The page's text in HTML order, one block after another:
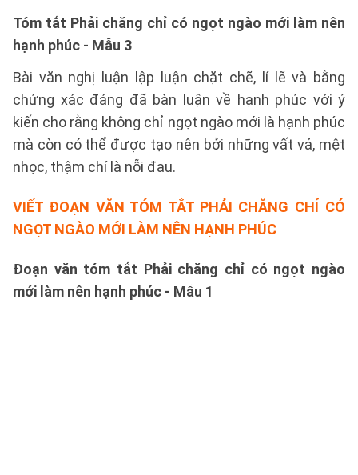
Tóm tắt Phải chăng chỉ có ngọt ngào mới làm nên
hạnh phúc - Mẫu 3
Bài văn nghị luận lập luận chặt chẽ, lí lẽ và bằng
chứng xác đáng đã bàn luận về hạnh phúc với ý
kiến cho rằng không chỉ ngọt ngào mới là hạnh phúc
mà còn có thể được tạo nên bởi những vất vả, mệt
nhọc, thậm chí là nỗi đau.
VIẾT ĐOẠN VĂN TÓM TẮT PHẢI CHĂNG CHỈ CÓ
NGỌT NGÀO MỚI LÀM NÊN HẠNH PHÚC
Đoạn văn tóm tắt Phải chăng chỉ có ngọt ngào
mới làm nên hạnh phúc - Mẫu 1